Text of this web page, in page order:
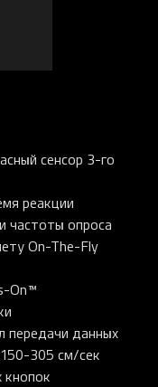
сенсор 3-го
реакции
частоты опроса
On-The-Fly
On™
передачи данных
305 см/сек
кнопок